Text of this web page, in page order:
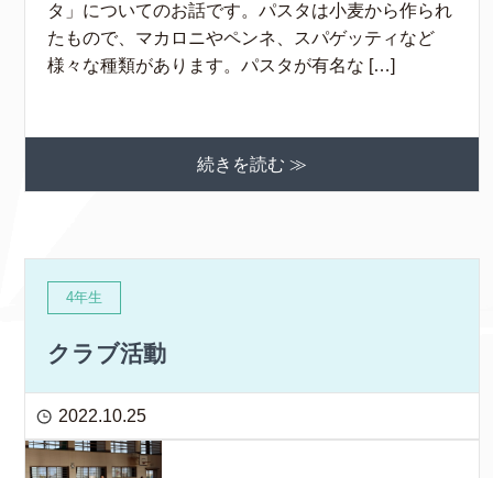
タ」についてのお話です。パスタは小麦から作られ
たもので、マカロニやペンネ、スパゲッティなど
様々な種類があります。パスタが有名な […]
続きを読む ≫
4年生
クラブ活動
2022.10.25